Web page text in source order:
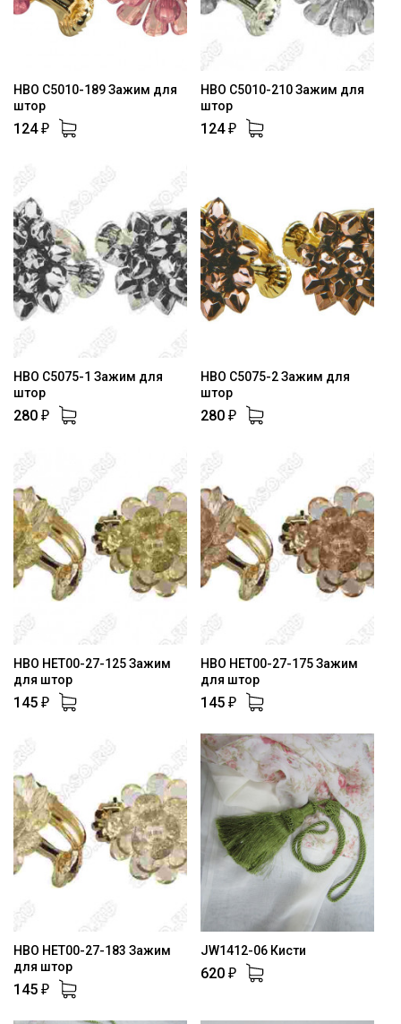
HBO C5010-189 Зажим для
штор
124 ₽
HBO C5010-210 Зажим для
штор
124 ₽
HBO C5075-1 Зажим для
штор
280 ₽
HBO C5075-2 Зажим для
штор
280 ₽
HBO HET00-27-125 Зажим
для штор
145 ₽
HBO HET00-27-175 Зажим
для штор
145 ₽
HBO HET00-27-183 Зажим
для штор
145 ₽
JW1412-06 Кисти
620 ₽